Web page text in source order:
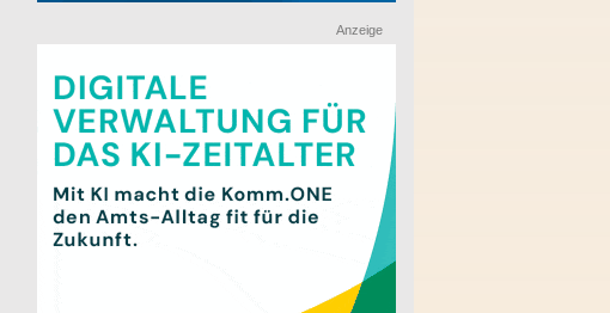
Anzeige